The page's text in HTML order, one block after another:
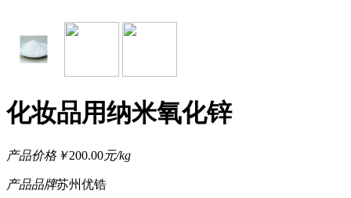
化妆品用纳米氧化锌
产品价格￥200.00元/kg
产品品牌苏州优锆